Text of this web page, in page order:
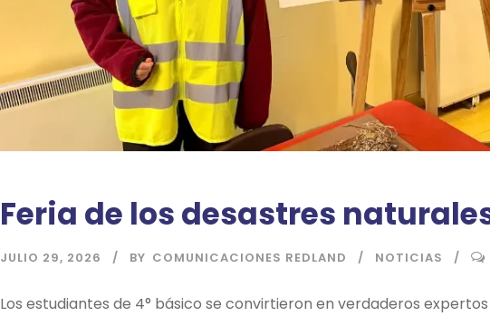
Feria de los desastres
JULIO 29, 2026 BY COMUNICACIONES REDLAND NOTICIAS
Los estudiantes de 4° básico se convirtieron en verdaderos